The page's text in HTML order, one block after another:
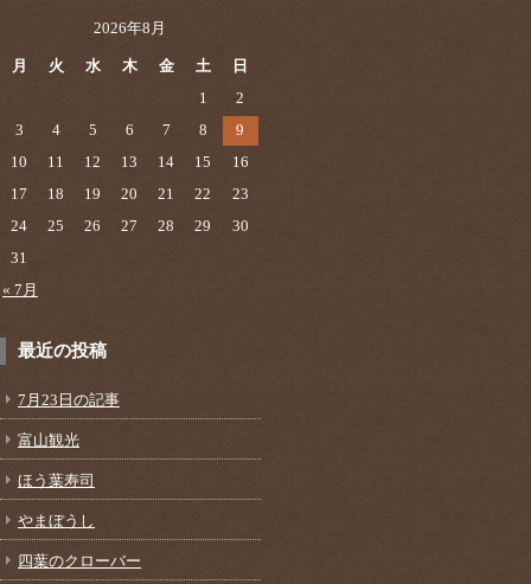
2026年8月
月 火 水 木 金 土 日
« 7月
1
2
3
4 5 6 7 8
9
10
11 12 13 14 15
16
17
18 19 20 21 22
23
24
25 26 27 28 29
30
31
最近の投稿
7月23日の記事
富山観光
ほう葉寿司
やまぼうし
四葉のクローバー